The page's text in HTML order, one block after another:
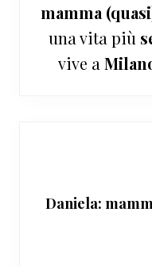
mamma
una vita più
vive a
Daniela: